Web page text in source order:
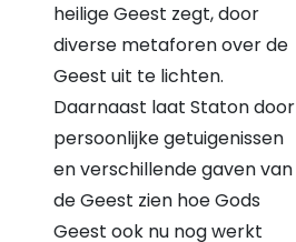
heilige Geest zegt, door
diverse metaforen over de
Geest uit te lichten.
Daarnaast laat Staton door
persoonlijke getuigenissen
en verschillende gaven van
de Geest zien hoe Gods
Geest ook nu nog werkt